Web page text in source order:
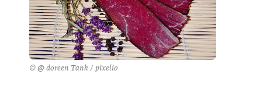
© @ doreen Tank / pixelio